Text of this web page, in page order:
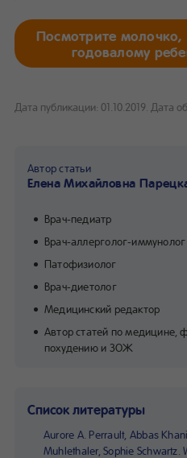
Посмотрите
годовалому
Дата публикации: 01.10.2019. Дата
Автор статьи
Елена Михайловна
Врач-педиатр
Врач-аллерголог-иммунолог
Патофизиолог
Врач-диетолог
Медицинский редактор
Автор статей по медицине,
похудению и ЗОЖ
Список литературы
Aurore A. Perrault, Abbas
Muhlethaler, Sophie Schwartz.